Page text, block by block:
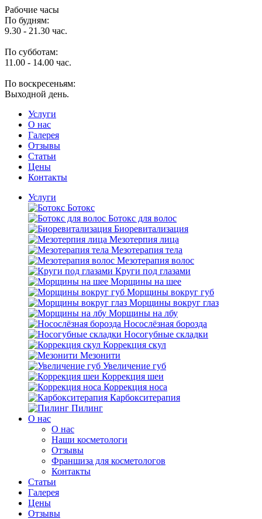
Рабочие часы
По будням:
9.30 - 21.30 час.
По субботам:
11.00 - 14.00 час.
По воскресеньям:
Выходной день.
Услуги
O нас
Галерея
Отзывы
Статьи
Цены
Контакты
Услуги
Ботокс
Ботокс для волос
Биоревитализация
Мезотерпия лица
Мезотерапия тела
Мезотерапия волос
Круги под глазами
Морщины на шее
Морщины вокруг губ
Морщины вокруг глаз
Морщины на лбу
Носослёзная борозда
Носогубные складки
Коррекция скул
Мезонити
Увеличение губ
Коррекция шеи
Коррекция носа
Карбокситерапия
Пилинг
O нас
O нас
Наши косметологи
Отзывы
Франшиза для косметологов
Контакты
Статьи
Галерея
Цены
Отзывы